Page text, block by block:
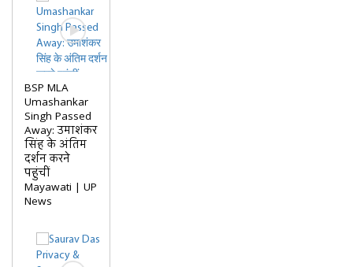
BSP MLA
Umashankar
Singh Passed
Away: उमाशंकर
सिंह के अंतिम
दर्शन करने
पहुंचीं
Mayawati | UP
News